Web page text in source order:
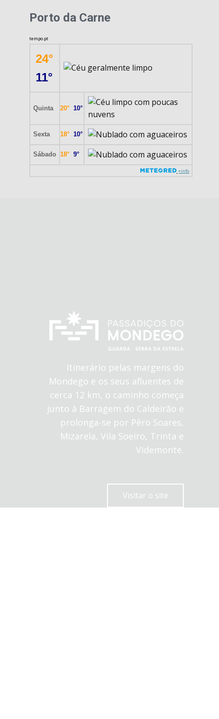
Porto da Carne
tempo.pt
24°
11°
Quinta 20° 10°
Sexta 18° 10°
Sábado 18° 9°
+info
Itinerário pelas margens do
Mondego e os seus afluentes de
cerca 12 km, o caminho começa
junto à Barragem do Caldeirão e
prolonga-se por Pêro Soares,
Mizarela, Vila Soeiro, Trinta e
Videmonte.
Visitar o site